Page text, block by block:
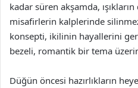
kadar süren akşamda,
misafirlerin kalplerinde
konsepti, ikilinin hayallerini
bezeli, romantik bir tema
Düğün öncesi hazırlıkların